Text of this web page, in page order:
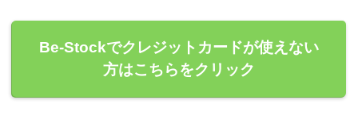
Be-Stockでクレジットカードが使えない
方はこちらをクリック